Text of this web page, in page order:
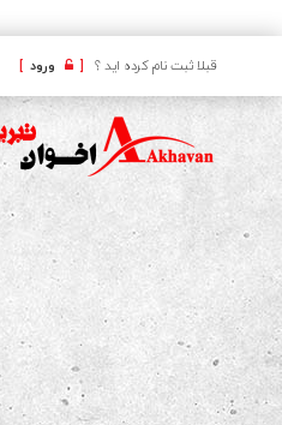
قبلا ثبت نام کرده اید ؟ [ ورود]